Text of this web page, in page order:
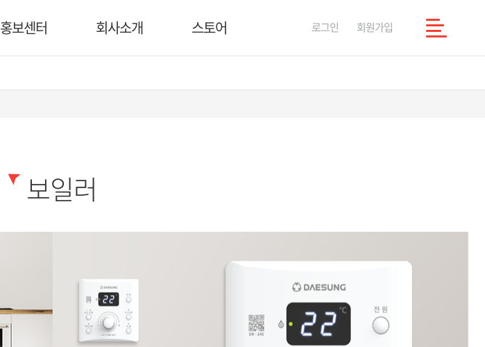
홍보센터 회사소개 스토어 로그인 회원가입
보일러